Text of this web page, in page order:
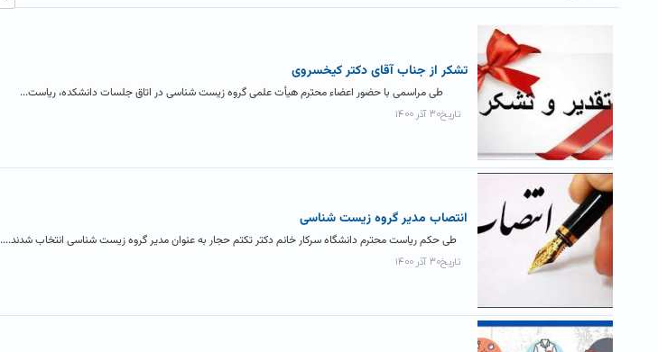
تشکر از جناب آقای دکتر کیخسروی
طی مراسمی با حضور اعضاء محترم هیأت علمی گروه زیست شناسی در اتاق جلسات دانشکده، ریاست...
تاریخ۳۰ آذر ۱۴۰۰
انتصاب مدیر گروه زیست شناسی
طی حکم ریاست محترم دانشگاه سرکار خانم دکتر تکتم حجار به عنوان مدیر گروه زیست شناسی انتخاب شدند....
تاریخ۳۰ آذر ۱۴۰۰